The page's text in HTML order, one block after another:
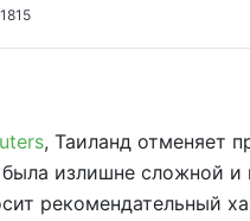
1815
, Таиланд отменяет
излишне сложной и
рекомендательный